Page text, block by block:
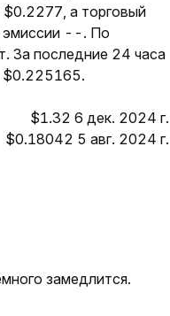
$0.2277, а торговый
эмиссии --. По
За последние 24 часа
$0.225165.
$1.32 6 дек. 2024 г.
$0.18042 5 авг. 2024 г.
замедлится.